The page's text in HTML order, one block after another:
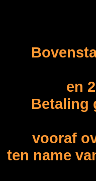
en
Betaling
vooraf
ten name